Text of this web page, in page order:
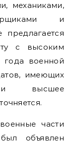
механиками,
и
предлагается
с высоким
года военной
имеющих
и высшее
части
объявлен